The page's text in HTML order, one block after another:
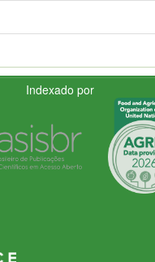
Indexado por